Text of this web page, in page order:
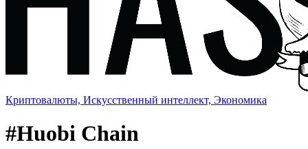
Криптовалюты, Искусственный интеллект, Экономика
#Huobi Chain